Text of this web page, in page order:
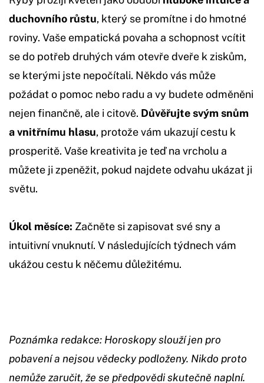
duchovního růstu, který se promítne i do hmotné
roviny. Vaše empatická povaha a schopnost vcítit
se do potřeb druhých vám otevře dveře k ziskům,
se kterými jste nepočítali. Někdo vás může
požádat o pomoc nebo radu a vy budete odměněni
nejen finančně, ale i citově. Důvěřujte svým snům
a vnitřnímu hlasu, protože vám ukazují cestu k
prosperitě. Vaše kreativita je teď na vrcholu a
můžete ji zpeněžit, pokud najdete odvahu ukázat ji
světu.
Úkol měsíce: Začněte si zapisovat své sny a
intuitivní vnuknutí. V následujících týdnech vám
ukážou cestu k něčemu důležitému.
Poznámka redakce: Horoskopy slouží jen pro
pobavení a nejsou vědecky podloženy. Nikdo proto
nemůže zaručit, že se předpovědi skutečně naplní.